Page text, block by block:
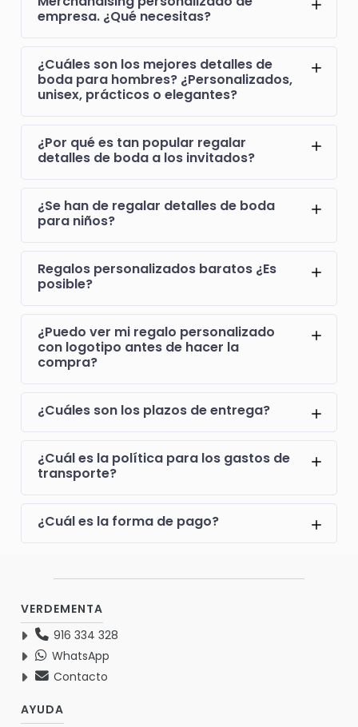
empresa. ¿Qué necesitas?
¿Cuáles son los mejores detalles de
boda para hombres? ¿Personalizados,
unisex, prácticos o elegantes?
¿Por qué es tan popular regalar
detalles de boda a los invitados?
¿Se han de regalar detalles de boda
para niños?
Regalos personalizados baratos ¿Es
posible?
¿Puedo ver mi regalo personalizado
con logotipo antes de hacer la
compra?
¿Cuáles son los plazos de entrega?
¿Cuál es la política para los gastos de
transporte?
¿Cuál es la forma de pago?
VERDEMENTA
916 334 328
WhatsApp
Contacto
AYUDA